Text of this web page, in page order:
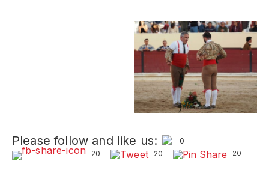
Please follow and like us:
0
20
20 20